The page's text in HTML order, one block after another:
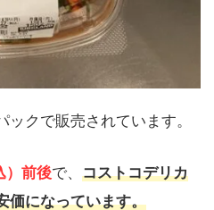
クで販売されています。
）前後で、 コストコデリカ
価になっています。